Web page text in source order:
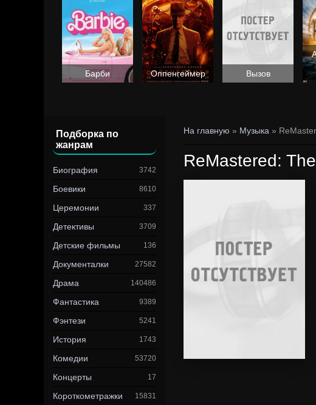
Барби Оппенгеймер Вызов
Подборка по
жанрам
Биография 3742
Боевики 8610
Церемонии 337
Детективы 3709
Детские фильмы 136
Документалки 27582
Драма 140486
Фантастика 9389
Фэнтези 5241
История 1743
Комедии 53720
Концерты 17
Короткометражки 15831
На главную » Музыка »
ReMastered: